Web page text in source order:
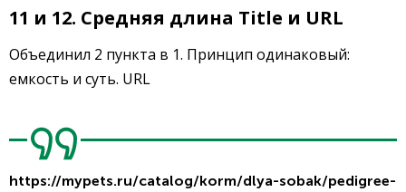
11 и 12. Средняя длина Title и URL
Объединил 2 пункта в 1. Принцип одинаковый:
емкость и суть. URL
https://mypets.ru/catalog/korm/dlya-sobak/pedigree-